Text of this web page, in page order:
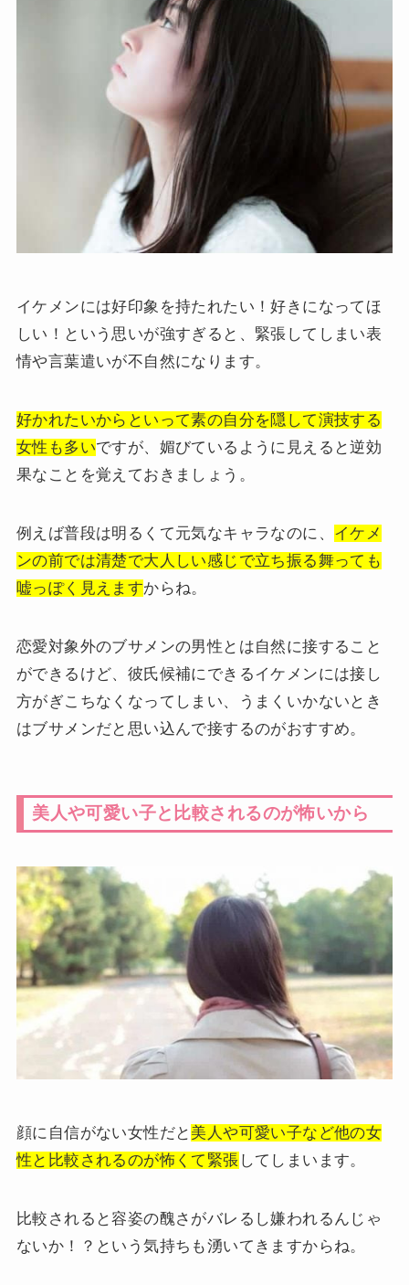
イケメンには好印象を持たれたい！好きになってほ
しい！という思いが強すぎると、緊張してしまい表
情や言葉遣いが不自然になります。
好かれたいからといって素の自分を隠して演技する
女性も多いですが、媚びているように見えると逆効
果なことを覚えておきましょう。
例えば普段は明るくて元気なキャラなのに、 イケメ
ンの前では清楚で大人しい感じで立ち振る舞っても
嘘っぽく見えますからね。
恋愛対象外のブサメンの男性とは自然に接すること
ができるけど、彼氏候補にできるイケメンには接し
方がぎこちなくなってしまい、うまくいかないとき
はブサメンだと思い込んで接するのがおすすめ。
美人や可愛い子と比較されるのが怖いから
顔に自信がない女性だと 美人や可愛い子など他の女
性と比較されるのが怖くて緊張 してしまいます。
比較されると容姿の醜さがバレるし嫌われるんじゃ
ないか！？という気持ちも湧いてきますからね。